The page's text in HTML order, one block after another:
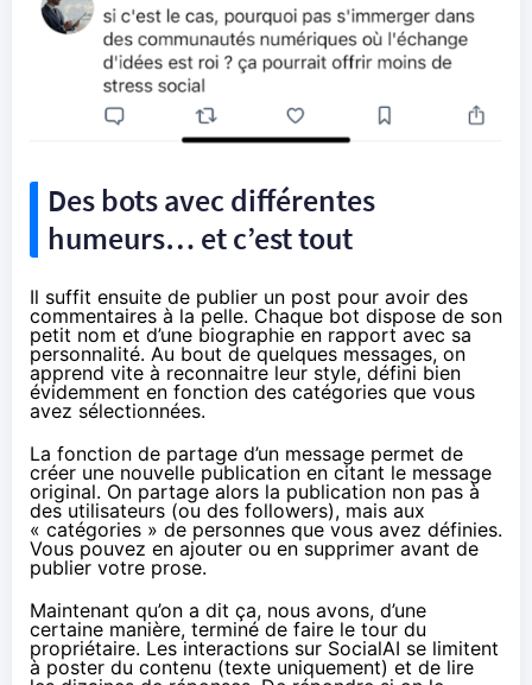
Des bots avec différentes
humeurs… et c’est tout
Il suffit ensuite de publier un post pour avoir des
commentaires à la pelle. Chaque bot dispose de son
petit nom et d’une biographie en rapport avec sa
personnalité. Au bout de quelques messages, on
apprend vite à reconnaitre leur style, défini bien
évidemment en fonction des catégories que vous
avez sélectionnées.
La fonction de partage d’un message permet de
créer une nouvelle publication en citant le message
original. On partage alors la publication non pas à
des utilisateurs (ou des followers), mais aux
« catégories » de personnes que vous avez définies.
Vous pouvez en ajouter ou en supprimer avant de
publier votre prose.
Maintenant qu’on a dit ça, nous avons, d’une
certaine manière, terminé de faire le tour du
propriétaire. Les interactions sur SocialAI se limitent
à poster du contenu (texte uniquement) et de lire